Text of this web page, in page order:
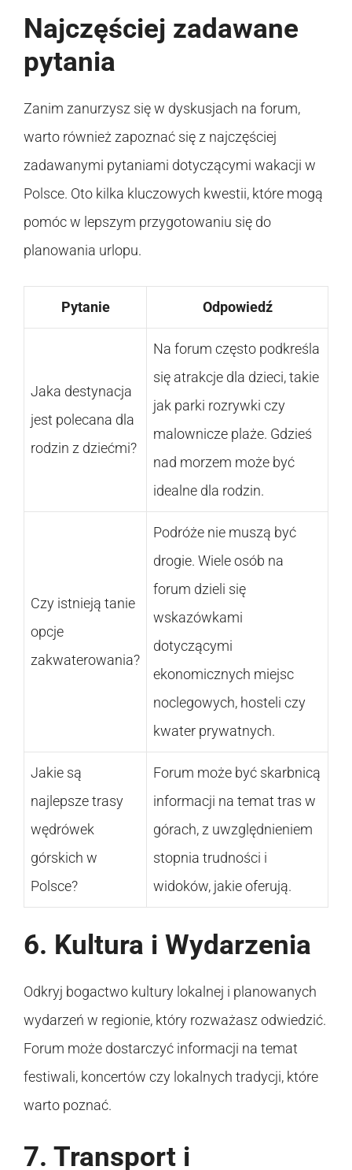
Najczęściej zadawane
pytania
Zanim zanurzysz się w dyskusjach na forum,
warto również zapoznać się z najczęściej
zadawanymi pytaniami dotyczącymi wakacji w
Polsce. Oto kilka kluczowych kwestii, które mogą
pomóc w lepszym przygotowaniu się do
planowania urlopu.
Pytanie Odpowiedź
Jaka destynacja
jest polecana dla
rodzin z dziećmi?
Na forum często podkreśla
się atrakcje dla dzieci, takie
jak parki rozrywki czy
malownicze plaże. Gdzieś
nad morzem może być
idealne dla rodzin.
Czy istnieją tanie
opcje
zakwaterowania?
Podróże nie muszą być
drogie. Wiele osób na
forum dzieli się
wskazówkami
dotyczącymi
ekonomicznych miejsc
noclegowych, hosteli czy
kwater prywatnych.
Jakie są
najlepsze trasy
wędrówek
górskich w
Polsce?
Forum może być skarbnicą
informacji na temat tras w
górach, z uwzględnieniem
stopnia trudności i
widoków, jakie oferują.
6. Kultura i Wydarzenia
Odkryj bogactwo kultury lokalnej i planowanych
wydarzeń w regionie, który rozważasz odwiedzić.
Forum może dostarczyć informacji na temat
festiwali, koncertów czy lokalnych tradycji, które
warto poznać.
7. Transport i